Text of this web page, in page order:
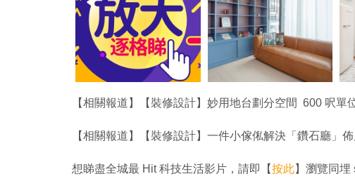
【相關報道】【裝修設計】妙用地台劃分空間 600 呎單
【相關報道】【裝修設計】一件小傢俬解決「鑽石廳」
想睇盡全城最 Hit 科技生活影片，請即【按此】瀏覽同埋